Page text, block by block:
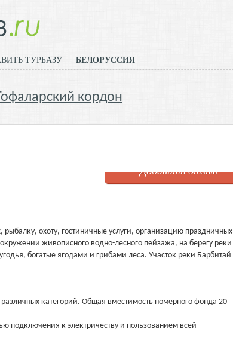
ТУРБАЗУ БЕЛОРУССИЯ
кордон
Добавить отзыв
охоту, гостиничные услуги, организацию праздничных
живописного водно-лесного пейзажа, на берегу реки
богатые ягодами и грибами леса. Участок реки Барбитай
категорий. Общая вместимость номерного фонда 20
подключения к электричеству и пользованием всей